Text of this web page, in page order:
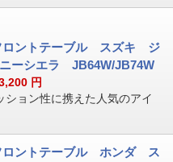
ントテーブル スズキ ジ
ーシエラ JB64W/JB74W
円
ション性に携えた人気のアイ
ントテーブル ホンダ ス